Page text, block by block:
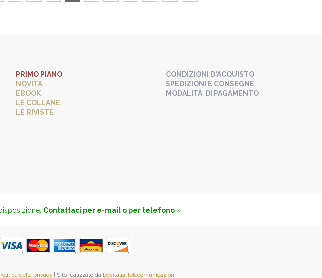
PRIMO PIANO
NOVITÀ
EBOOK
LE COLLANE
LE RIVISTE
CONDIZIONI D'ACQUISTO
SPEDIZIONI E CONSEGNE
MODALITÀ DI PAGAMENTO
Contattaci per e-mail o per telefono »
della privacy | Sito realizzato da Devitalia Telecomunicazioni